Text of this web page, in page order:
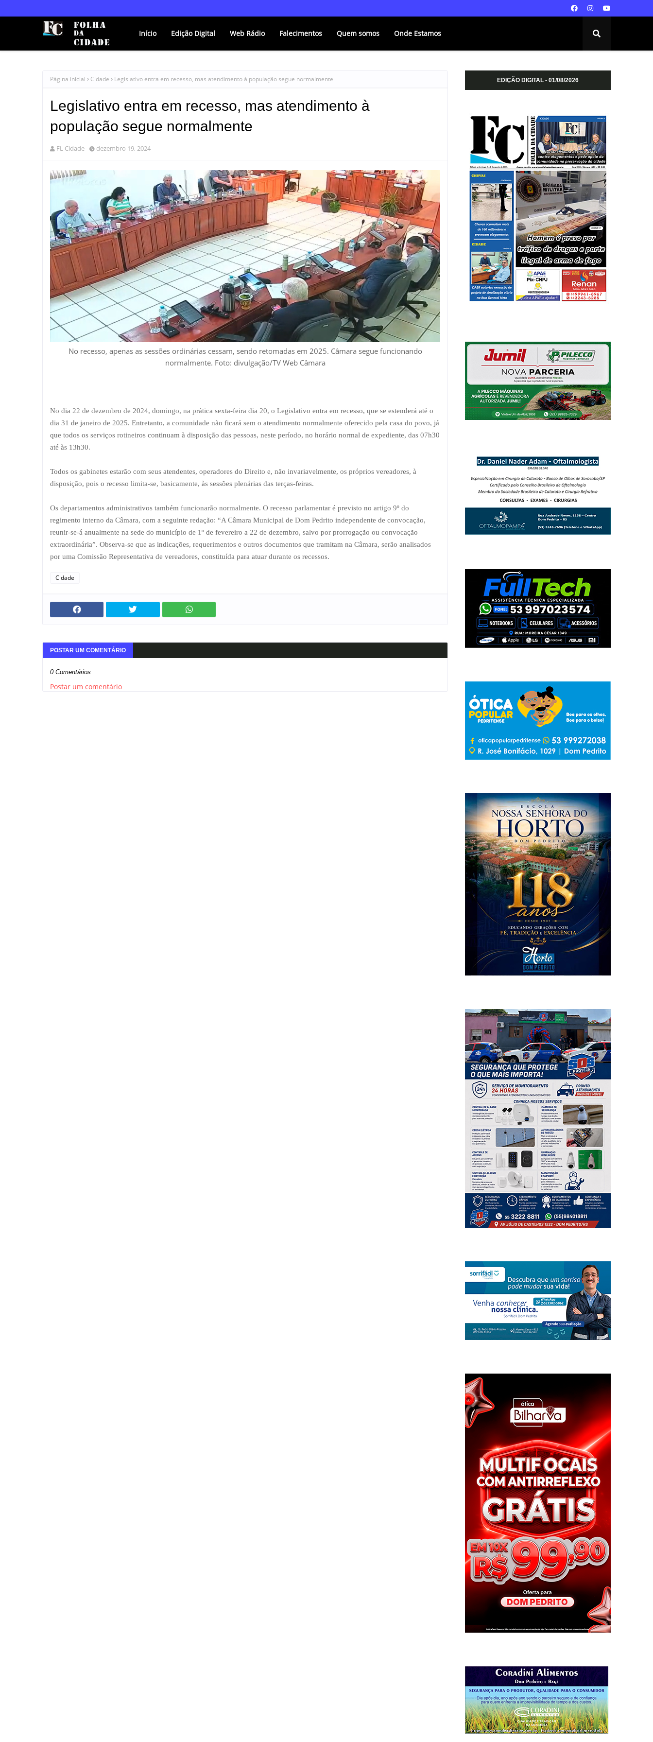
Início Edição Digital Web Rádio Falecimentos Quem somos Onde Estamos
Página inicial Cidade Legislativo entra em recesso, mas atendimento à população segue normalmente
Legislativo entra em recesso, mas atendimento à
população segue normalmente
FL Cidade dezembro 19, 2024
No recesso, apenas as sessões ordinárias cessam, sendo retomadas em 2025. Câmara segue funcionando
normalmente. Foto: divulgação/TV Web Câmara
No dia 22 de dezembro de 2024, domingo, na prática sexta-feira dia 20, o Legislativo entra em recesso, que se estenderá até o
dia 31 de janeiro de 2025. Entretanto, a comunidade não ficará sem o atendimento normalmente oferecido pela casa do povo, já
que todos os serviços rotineiros continuam à disposição das pessoas, neste período, no horário normal de expediente, das 07h30
até às 13h30.
Todos os gabinetes estarão com seus atendentes, operadores do Direito e, não invariavelmente, os próprios vereadores, à
disposição, pois o recesso limita-se, basicamente, às sessões plenárias das terças-feiras.
Os departamentos administrativos também funcionarão normalmente. O recesso parlamentar é previsto no artigo 9º do
regimento interno da Câmara, com a seguinte redação: “A Câmara Municipal de Dom Pedrito independente de convocação,
reunir-se-á anualmente na sede do município de 1º de fevereiro a 22 de dezembro, salvo por prorrogação ou convocação
extraordinária”. Observa-se que as indicações, requerimentos e outros documentos que tramitam na Câmara, serão analisados
por uma Comissão Representativa de vereadores, constituída para atuar durante os recessos.
Cidade
POSTAR UM COMENTÁRIO
0 Comentários
Postar um comentário
EDIÇÃO DIGITAL - 01/08/2026